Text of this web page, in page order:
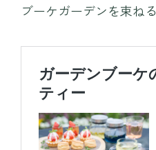
ブーケガーデンを束ねる